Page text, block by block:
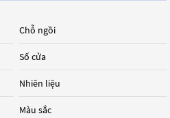
Chỗ ngồi
Số cửa
Nhiên liệu
Màu sắc